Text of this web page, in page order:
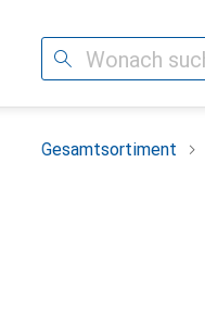
Suche
Gesamtsortiment